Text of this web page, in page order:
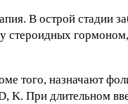
В острой стадии
стероидных
того, назначают
K. При длительном